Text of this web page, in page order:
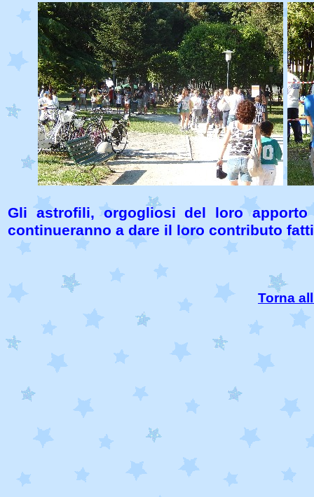
Gli astrofili, orgogliosi del loro
continueranno a dare il loro contributo
Torna